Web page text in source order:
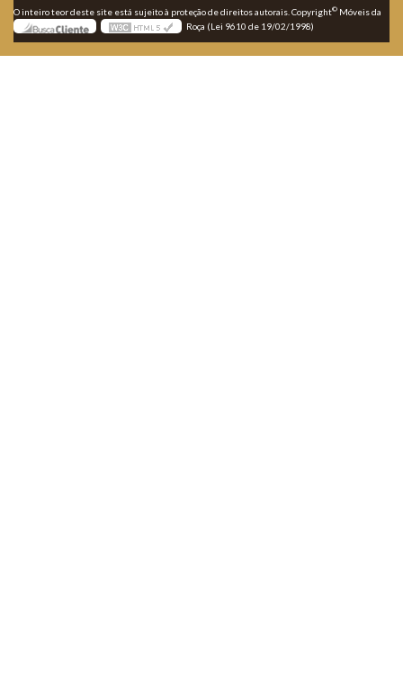
O inteiro teor deste site está sujeito à proteção de direitos autorais. Copyright© Móveis da
Roça (Lei 9610 de 19/02/1998)